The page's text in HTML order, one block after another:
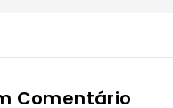
Comentário